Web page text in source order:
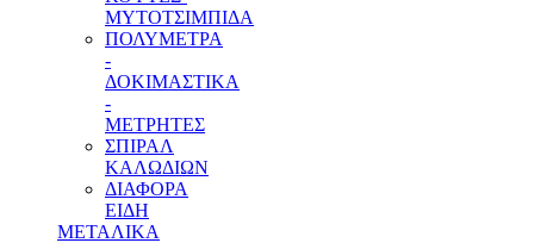
ΜΥΤΟΤΣΙΜΠΙΔΑ
ΠΟΛΥΜΕΤΡΑ
-
ΔΟΚΙΜΑΣΤΙΚΑ
-
ΜΕΤΡΗΤΕΣ
ΣΠΙΡΑΛ
ΚΑΛΩΔΙΩΝ
ΔΙΑΦΟΡΑ
ΕΙΔΗ
ΜΕΤΑΛΙΚΑ